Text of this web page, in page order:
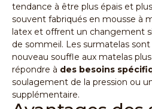
tendance à être plus épais et
souvent fabriqués en mousse à
latex et offrent un changement
de sommeil. Les surmatelas
nouveau souffle aux matelas
répondre à des besoins
soulagement de la pression ou
supplémentaire.